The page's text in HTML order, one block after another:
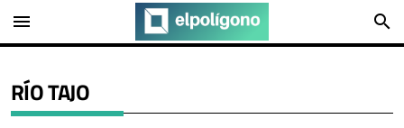
menu search
RÍO TAJO